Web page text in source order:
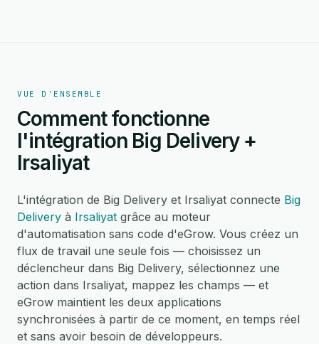
VUE D'ENSEMBLE
Comment fonctionne
l'intégration Big Delivery +
Irsaliyat
L'intégration de Big Delivery et Irsaliyat connecte Big
Delivery à Irsaliyat grâce au moteur
d'automatisation sans code d'eGrow. Vous créez un
flux de travail une seule fois — choisissez un
déclencheur dans Big Delivery, sélectionnez une
action dans Irsaliyat, mappez les champs — et
eGrow maintient les deux applications
synchronisées à partir de ce moment, en temps réel
et sans avoir besoin de développeurs.